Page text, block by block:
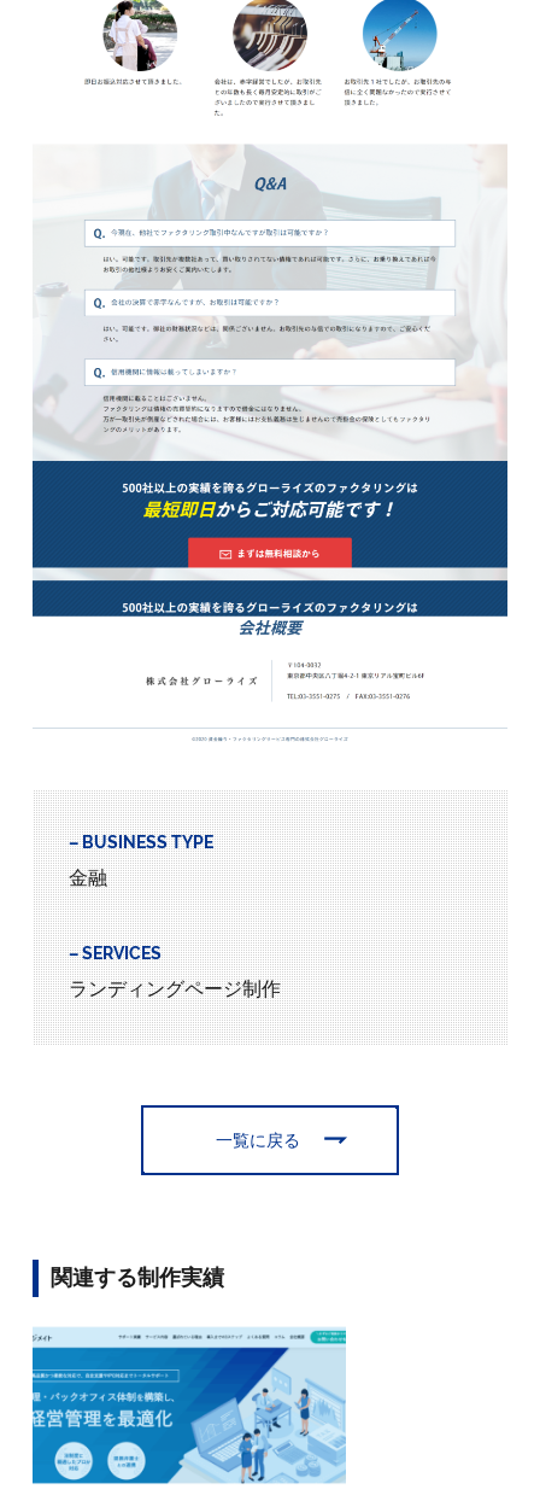
– BUSINESS TYPE
金融
– SERVICES
ランディングページ制作
一覧に戻る
関連する制作実績